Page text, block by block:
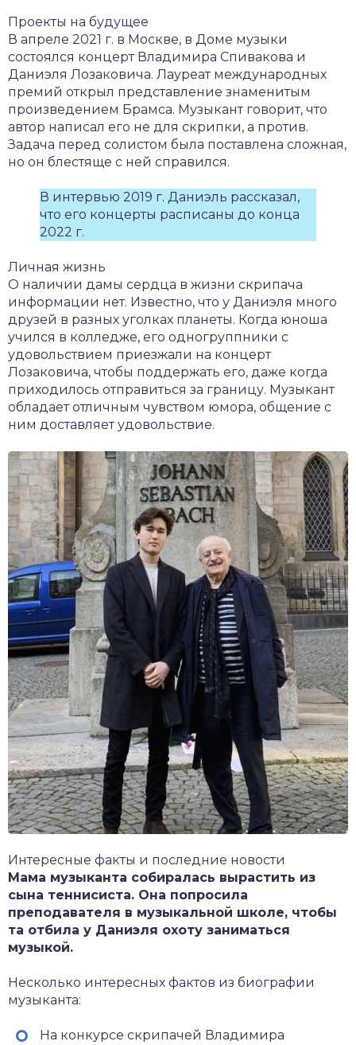
Проекты на будущее
В апреле 2021 г. в Москве, в Доме музыки
состоялся концерт Владимира Спивакова и
Даниэля Лозаковича. Лауреат международных
премий открыл представление знаменитым
произведением Брамса. Музыкант говорит, что
автор написал его не для скрипки, а против.
Задача перед солистом была поставлена сложная,
но он блестяще с ней справился.
В интервью 2019 г. Даниэль рассказал,
что его концерты расписаны до конца
2022 г.
Личная жизнь
О наличии дамы сердца в жизни скрипача
информации нет. Известно, что у Даниэля много
друзей в разных уголках планеты. Когда юноша
учился в колледже, его одногруппники с
удовольствием приезжали на концерт
Лозаковича, чтобы поддержать его, даже когда
приходилось отправиться за границу. Музыкант
обладает отличным чувством юмора, общение с
ним доставляет удовольствие.
Интересные факты и последние новости
Мама музыканта собиралась вырастить из
сына теннисиста. Она попросила
преподавателя в музыкальной школе, чтобы
та отбила у Даниэля охоту заниматься
музыкой.
Несколько интересных фактов из биографии
музыканта:
На конкурсе скрипачей Владимира